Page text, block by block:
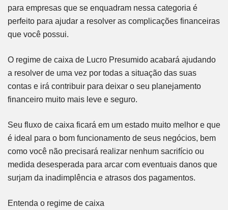
para empresas que se enquadram nessa categoria é
perfeito para ajudar a resolver as complicações financeiras
que você possui.
O regime de caixa de Lucro Presumido acabará ajudando
a resolver de uma vez por todas a situação das suas
contas e irá contribuir para deixar o seu planejamento
financeiro muito mais leve e seguro.
Seu fluxo de caixa ficará em um estado muito melhor e que
é ideal para o bom funcionamento de seus negócios, bem
como você não precisará realizar nenhum sacrifício ou
medida desesperada para arcar com eventuais danos que
surjam da inadimplência e atrasos dos pagamentos.
Entenda o regime de caixa